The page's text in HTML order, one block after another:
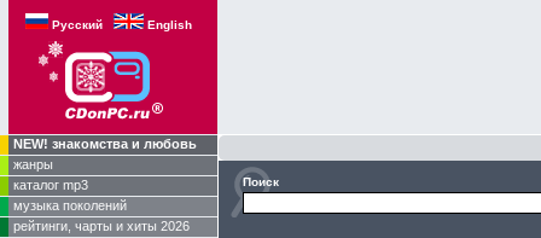
Русский English
NEW! знакомства и любовь
жанры
каталог mp3
музыка поколений
рейтинги, чарты и хиты 2026
Поиск